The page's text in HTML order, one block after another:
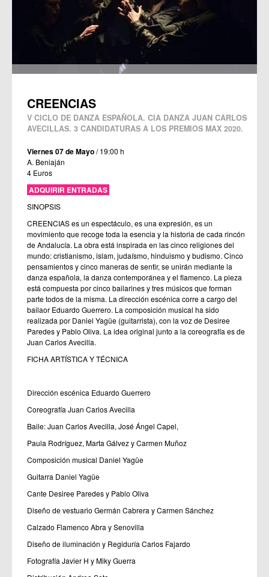
CREENCIAS
V CICLO DE DANZA ESPAÑOLA. CIA DANZA JUAN CARLOS
AVECILLAS. 3 CANDIDATURAS A LOS PREMIOS MAX 2020.
Viernes 07 de Mayo/ 19:00 h
A. Beniaján
4 Euros
ADQUIRIR ENTRADAS
SINOPSIS
CREENCIAS es un espectáculo, es una expresión, es un
movimiento que recoge toda la esencia y la historia de cada rincón
de Andalucía. La obra está inspirada en las cinco religiones del
mundo: cristianismo, islam, judaísmo, hinduismo y budismo. Cinco
pensamientos y cinco maneras de sentir, se unirán mediante la
danza española, la danza contemporánea y el flamenco. La pieza
está compuesta por cinco bailarines y tres músicos que forman
parte todos de la misma. La dirección escénica corre a cargo del
bailaor Eduardo Guerrero. La composición musical ha sido
realizada por Daniel Yagüe (guitarrista), con la voz de Desiree
Paredes y Pablo Oliva. La idea original junto a la coreografía es de
Juan Carlos Avecilla.
FICHA ARTÍSTICA Y TÉCNICA
Dirección escénica Eduardo Guerrero
Coreografía Juan Carlos Avecilla
Baile: Juan Carlos Avecilla, José Ángel Capel,
Paula Rodríguez, Marta Gálvez y Carmen Muñoz
Composición musical Daniel Yagüe
Guitarra Daniel Yagüe
Cante Desiree Paredes y Pablo Oliva
Diseño de vestuario Germán Cabrera y Carmen Sánchez
Calzado Flamenco Abra y Senovilla
Diseño de iluminación y Regiduría Carlos Fajardo
Fotografía Javier H y Miky Guerra